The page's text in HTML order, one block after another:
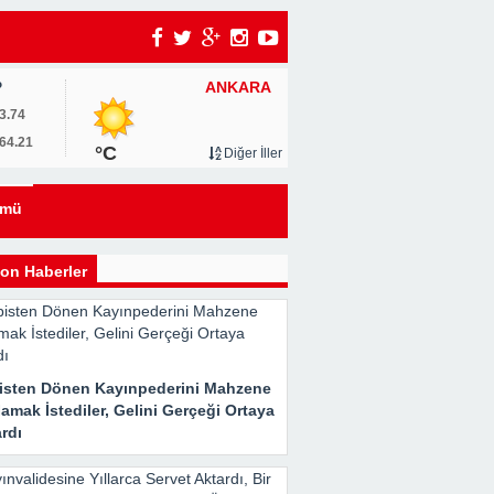
ANKARA
°C Diğer İller
Haberler
Dönen Kayınpederini Mahzene
İstediler, Gelini Gerçeği Ortaya